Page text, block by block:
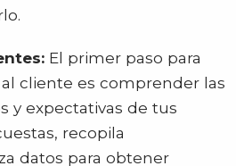
El primer paso para
cliente es comprender las
y expectativas de tus
recopila
datos para obtener